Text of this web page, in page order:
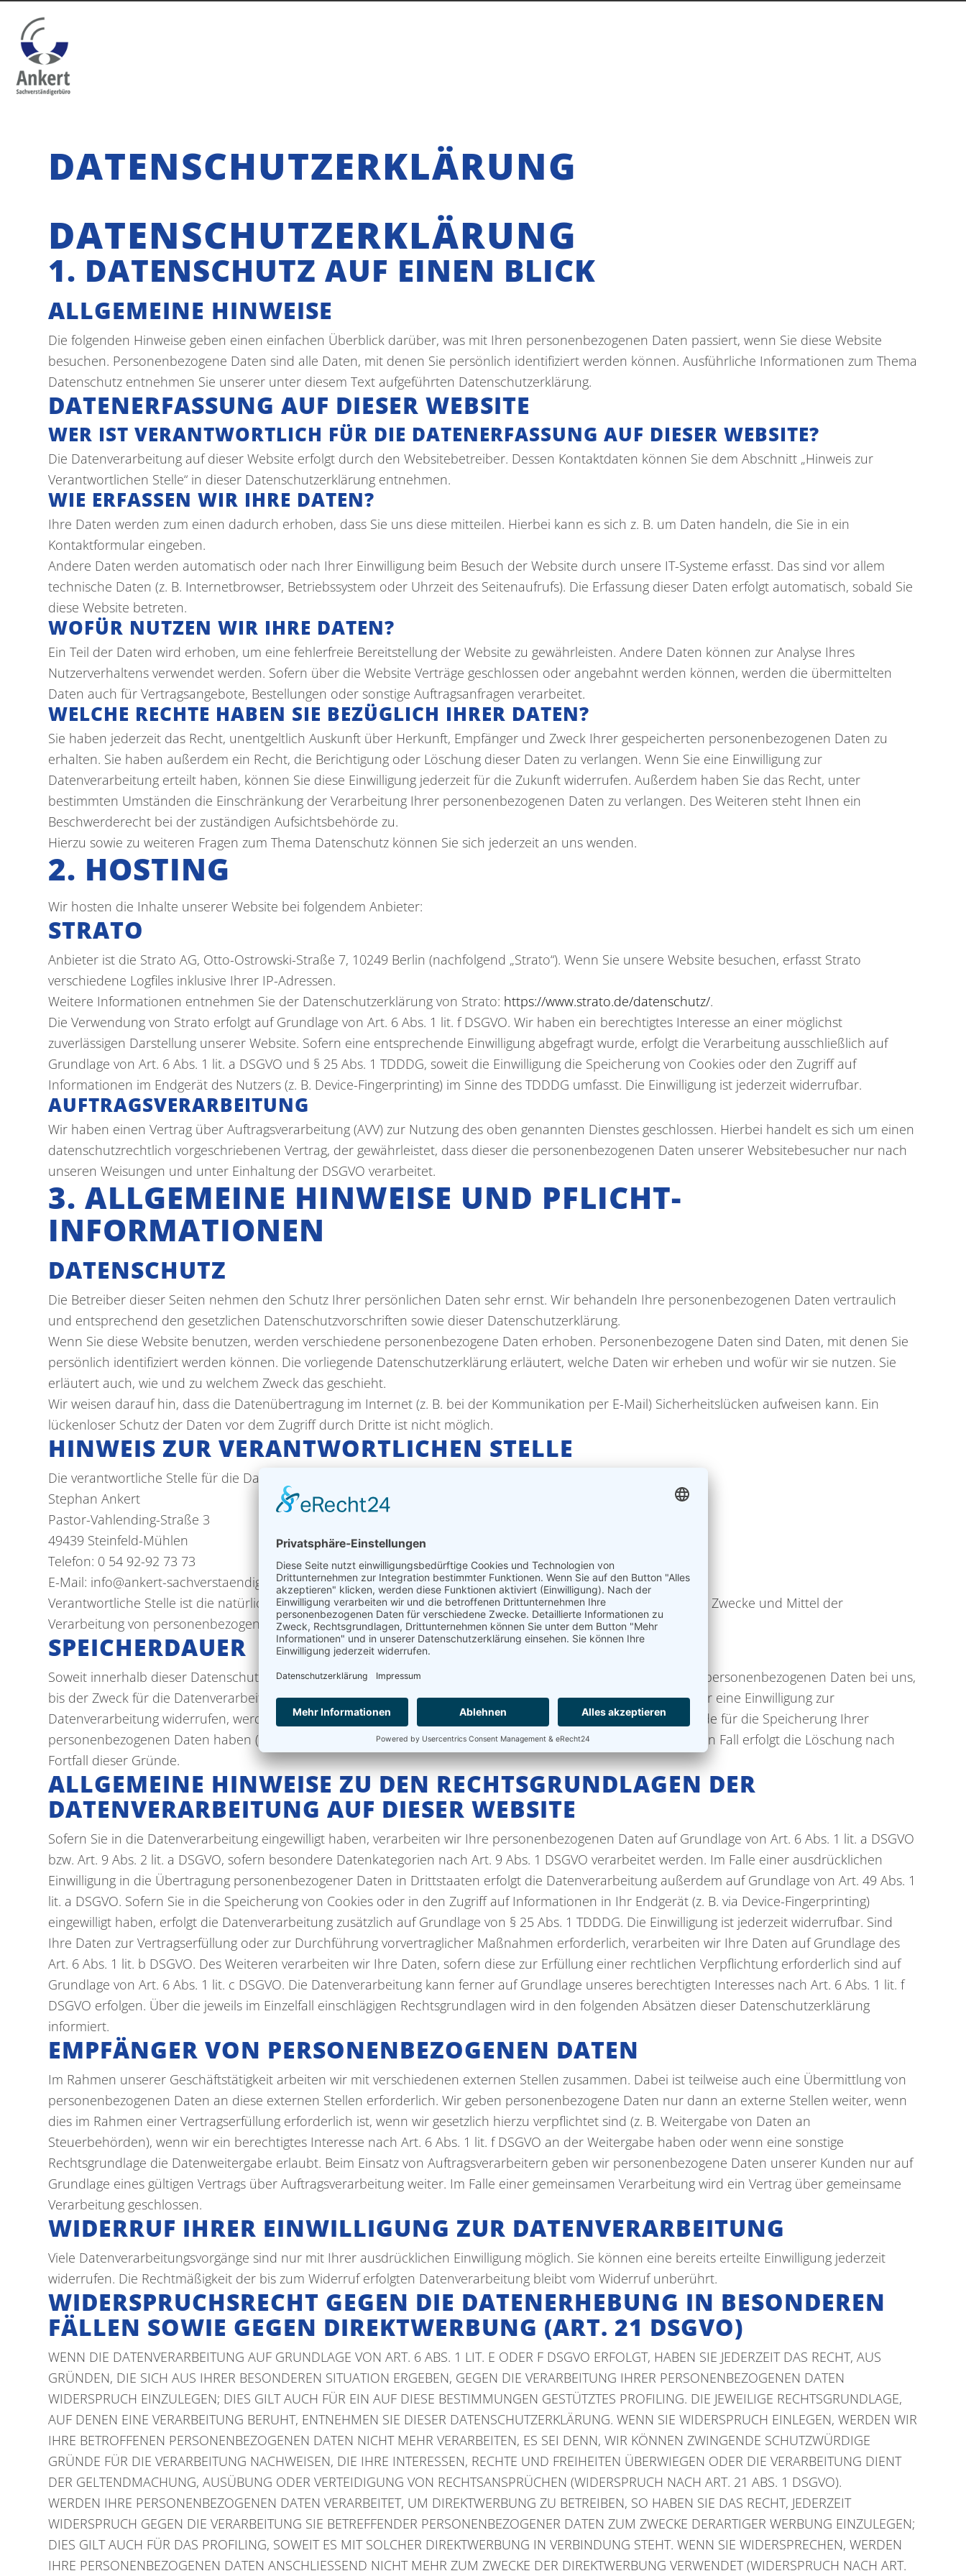
Nachschlagewerke
Impressum
Datenschutz
DATENSCHUTZERKLÄRUNG
DATENSCHUTZ­ERKLÄRUNG
1. DATENSCHUTZ AUF EINEN BLICK
ALLGEMEINE HINWEISE
Die folgenden Hinweise geben einen einfachen Überblick darüber, was mit Ihren personenbezogenen Daten passiert, wenn Sie diese Website
besuchen. Personenbezogene Daten sind alle Daten, mit denen Sie persönlich identifiziert werden können. Ausführliche Informationen zum Thema
Datenschutz entnehmen Sie unserer unter diesem Text aufgeführten Datenschutzerklärung.
DATENERFASSUNG AUF DIESER WEBSITE
WER IST VERANTWORTLICH FÜR DIE DATENERFASSUNG AUF DIESER WEBSITE?
Die Datenverarbeitung auf dieser Website erfolgt durch den Websitebetreiber. Dessen Kontaktdaten können Sie dem Abschnitt „Hinweis zur
Verantwortlichen Stelle“ in dieser Datenschutzerklärung entnehmen.
WIE ERFASSEN WIR IHRE DATEN?
Ihre Daten werden zum einen dadurch erhoben, dass Sie uns diese mitteilen. Hierbei kann es sich z. B. um Daten handeln, die Sie in ein
Kontaktformular eingeben.
Andere Daten werden automatisch oder nach Ihrer Einwilligung beim Besuch der Website durch unsere IT-Systeme erfasst. Das sind vor allem
technische Daten (z. B. Internetbrowser, Betriebssystem oder Uhrzeit des Seitenaufrufs). Die Erfassung dieser Daten erfolgt automatisch, sobald Sie
diese Website betreten.
WOFÜR NUTZEN WIR IHRE DATEN?
Ein Teil der Daten wird erhoben, um eine fehlerfreie Bereitstellung der Website zu gewährleisten. Andere Daten können zur Analyse Ihres
Nutzerverhaltens verwendet werden. Sofern über die Website Verträge geschlossen oder angebahnt werden können, werden die übermittelten
Daten auch für Vertragsangebote, Bestellungen oder sonstige Auftragsanfragen verarbeitet.
WELCHE RECHTE HABEN SIE BEZÜGLICH IHRER DATEN?
Sie haben jederzeit das Recht, unentgeltlich Auskunft über Herkunft, Empfänger und Zweck Ihrer gespeicherten personenbezogenen Daten zu
erhalten. Sie haben außerdem ein Recht, die Berichtigung oder Löschung dieser Daten zu verlangen. Wenn Sie eine Einwilligung zur
Datenverarbeitung erteilt haben, können Sie diese Einwilligung jederzeit für die Zukunft widerrufen. Außerdem haben Sie das Recht, unter
bestimmten Umständen die Einschränkung der Verarbeitung Ihrer personenbezogenen Daten zu verlangen. Des Weiteren steht Ihnen ein
Beschwerderecht bei der zuständigen Aufsichtsbehörde zu.
Hierzu sowie zu weiteren Fragen zum Thema Datenschutz können Sie sich jederzeit an uns wenden.
2. HOSTING
Wir hosten die Inhalte unserer Website bei folgendem Anbieter:
STRATO
Anbieter ist die Strato AG, Otto-Ostrowski-Straße 7, 10249 Berlin (nachfolgend „Strato“). Wenn Sie unsere Website besuchen, erfasst Strato
verschiedene Logfiles inklusive Ihrer IP-Adressen.
Weitere Informationen entnehmen Sie der Datenschutzerklärung von Strato: https://www.strato.de/datenschutz/.
Die Verwendung von Strato erfolgt auf Grundlage von Art. 6 Abs. 1 lit. f DSGVO. Wir haben ein berechtigtes Interesse an einer möglichst
zuverlässigen Darstellung unserer Website. Sofern eine entsprechende Einwilligung abgefragt wurde, erfolgt die Verarbeitung ausschließlich auf
Grundlage von Art. 6 Abs. 1 lit. a DSGVO und § 25 Abs. 1 TDDDG, soweit die Einwilligung die Speicherung von Cookies oder den Zugriff auf
Informationen im Endgerät des Nutzers (z. B. Device-Fingerprinting) im Sinne des TDDDG umfasst. Die Einwilligung ist jederzeit widerrufbar.
AUFTRAGSVERARBEITUNG
Wir haben einen Vertrag über Auftragsverarbeitung (AVV) zur Nutzung des oben genannten Dienstes geschlossen. Hierbei handelt es sich um einen
datenschutzrechtlich vorgeschriebenen Vertrag, der gewährleistet, dass dieser die personenbezogenen Daten unserer Websitebesucher nur nach
unseren Weisungen und unter Einhaltung der DSGVO verarbeitet.
3. ALLGEMEINE HINWEISE UND PFLICHT­
INFORMATIONEN
DATENSCHUTZ
Die Betreiber dieser Seiten nehmen den Schutz Ihrer persönlichen Daten sehr ernst. Wir behandeln Ihre personenbezogenen Daten vertraulich
und entsprechend den gesetzlichen Datenschutzvorschriften sowie dieser Datenschutzerklärung.
Wenn Sie diese Website benutzen, werden verschiedene personenbezogene Daten erhoben. Personenbezogene Daten sind Daten, mit denen Sie
persönlich identifiziert werden können. Die vorliegende Datenschutzerklärung erläutert, welche Daten wir erheben und wofür wir sie nutzen. Sie
erläutert auch, wie und zu welchem Zweck das geschieht.
Wir weisen darauf hin, dass die Datenübertragung im Internet (z. B. bei der Kommunikation per E-Mail) Sicherheitslücken aufweisen kann. Ein
lückenloser Schutz der Daten vor dem Zugriff durch Dritte ist nicht möglich.
HINWEIS ZUR VERANTWORTLICHEN STELLE
Die verantwortliche Stelle für die Datenverarbeitung auf dieser Website ist:
Stephan Ankert
Pastor-Vahlending-Straße 3
49439 Steinfeld-Mühlen
Telefon: 0 54 92-92 73 73
E-Mail: info@ankert-sachverstaendiger.de
Verantwortliche Stelle ist die natürliche oder juristische Person, die allein oder gemeinsam mit anderen über die Zwecke und Mittel der
Verarbeitung von personenbezogenen Daten (z. B. Namen, E-Mail-Adressen o. Ä.) entscheidet.
SPEICHERDAUER
Soweit innerhalb dieser Datenschutzerklärung keine speziellere Speicherdauer genannt wurde, verbleiben Ihre personenbezogenen Daten bei uns,
bis der Zweck für die Datenverarbeitung entfällt. Wenn Sie ein berechtigtes Löschersuchen geltend machen oder eine Einwilligung zur
Datenverarbeitung widerrufen, werden Ihre Daten gelöscht, sofern wir keine anderen rechtlich zulässigen Gründe für die Speicherung Ihrer
personenbezogenen Daten haben (z. B. steuer- oder handelsrechtliche Aufbewahrungsfristen); im letztgenannten Fall erfolgt die Löschung nach
Fortfall dieser Gründe.
ALLGEMEINE HINWEISE ZU DEN RECHTSGRUNDLAGEN DER
DATENVERARBEITUNG AUF DIESER WEBSITE
Sofern Sie in die Datenverarbeitung eingewilligt haben, verarbeiten wir Ihre personenbezogenen Daten auf Grundlage von Art. 6 Abs. 1 lit. a DSGVO
bzw. Art. 9 Abs. 2 lit. a DSGVO, sofern besondere Datenkategorien nach Art. 9 Abs. 1 DSGVO verarbeitet werden. Im Falle einer ausdrücklichen
Einwilligung in die Übertragung personenbezogener Daten in Drittstaaten erfolgt die Datenverarbeitung außerdem auf Grundlage von Art. 49 Abs. 1
lit. a DSGVO. Sofern Sie in die Speicherung von Cookies oder in den Zugriff auf Informationen in Ihr Endgerät (z. B. via Device-Fingerprinting)
eingewilligt haben, erfolgt die Datenverarbeitung zusätzlich auf Grundlage von § 25 Abs. 1 TDDDG. Die Einwilligung ist jederzeit widerrufbar. Sind
Ihre Daten zur Vertragserfüllung oder zur Durchführung vorvertraglicher Maßnahmen erforderlich, verarbeiten wir Ihre Daten auf Grundlage des
Art. 6 Abs. 1 lit. b DSGVO. Des Weiteren verarbeiten wir Ihre Daten, sofern diese zur Erfüllung einer rechtlichen Verpflichtung erforderlich sind auf
Grundlage von Art. 6 Abs. 1 lit. c DSGVO. Die Datenverarbeitung kann ferner auf Grundlage unseres berechtigten Interesses nach Art. 6 Abs. 1 lit. f
DSGVO erfolgen. Über die jeweils im Einzelfall einschlägigen Rechtsgrundlagen wird in den folgenden Absätzen dieser Datenschutzerklärung
informiert.
EMPFÄNGER VON PERSONENBEZOGENEN DATEN
Im Rahmen unserer Geschäftstätigkeit arbeiten wir mit verschiedenen externen Stellen zusammen. Dabei ist teilweise auch eine Übermittlung von
personenbezogenen Daten an diese externen Stellen erforderlich. Wir geben personenbezogene Daten nur dann an externe Stellen weiter, wenn
dies im Rahmen einer Vertragserfüllung erforderlich ist, wenn wir gesetzlich hierzu verpflichtet sind (z. B. Weitergabe von Daten an
Steuerbehörden), wenn wir ein berechtigtes Interesse nach Art. 6 Abs. 1 lit. f DSGVO an der Weitergabe haben oder wenn eine sonstige
Rechtsgrundlage die Datenweitergabe erlaubt. Beim Einsatz von Auftragsverarbeitern geben wir personenbezogene Daten unserer Kunden nur auf
Grundlage eines gültigen Vertrags über Auftragsverarbeitung weiter. Im Falle einer gemeinsamen Verarbeitung wird ein Vertrag über gemeinsame
Verarbeitung geschlossen.
WIDERRUF IHRER EINWILLIGUNG ZUR DATENVERARBEITUNG
Viele Datenverarbeitungsvorgänge sind nur mit Ihrer ausdrücklichen Einwilligung möglich. Sie können eine bereits erteilte Einwilligung jederzeit
widerrufen. Die Rechtmäßigkeit der bis zum Widerruf erfolgten Datenverarbeitung bleibt vom Widerruf unberührt.
WIDERSPRUCHSRECHT GEGEN DIE DATENERHEBUNG IN BESONDEREN
FÄLLEN SOWIE GEGEN DIREKTWERBUNG (ART. 21 DSGVO)
WENN DIE DATENVERARBEITUNG AUF GRUNDLAGE VON ART. 6 ABS. 1 LIT. E ODER F DSGVO ERFOLGT, HABEN SIE JEDERZEIT DAS RECHT, AUS
GRÜNDEN, DIE SICH AUS IHRER BESONDEREN SITUATION ERGEBEN, GEGEN DIE VERARBEITUNG IHRER PERSONENBEZOGENEN DATEN
WIDERSPRUCH EINZULEGEN; DIES GILT AUCH FÜR EIN AUF DIESE BESTIMMUNGEN GESTÜTZTES PROFILING. DIE JEWEILIGE RECHTSGRUNDLAGE,
AUF DENEN EINE VERARBEITUNG BERUHT, ENTNEHMEN SIE DIESER DATENSCHUTZERKLÄRUNG. WENN SIE WIDERSPRUCH EINLEGEN, WERDEN WIR
IHRE BETROFFENEN PERSONENBEZOGENEN DATEN NICHT MEHR VERARBEITEN, ES SEI DENN, WIR KÖNNEN ZWINGENDE SCHUTZWÜRDIGE
GRÜNDE FÜR DIE VERARBEITUNG NACHWEISEN, DIE IHRE INTERESSEN, RECHTE UND FREIHEITEN ÜBERWIEGEN ODER DIE VERARBEITUNG DIENT
DER GELTENDMACHUNG, AUSÜBUNG ODER VERTEIDIGUNG VON RECHTSANSPRÜCHEN (WIDERSPRUCH NACH ART. 21 ABS. 1 DSGVO).
WERDEN IHRE PERSONENBEZOGENEN DATEN VERARBEITET, UM DIREKTWERBUNG ZU BETREIBEN, SO HABEN SIE DAS RECHT, JEDERZEIT
WIDERSPRUCH GEGEN DIE VERARBEITUNG SIE BETREFFENDER PERSONENBEZOGENER DATEN ZUM ZWECKE DERARTIGER WERBUNG EINZULEGEN;
DIES GILT AUCH FÜR DAS PROFILING, SOWEIT ES MIT SOLCHER DIREKTWERBUNG IN VERBINDUNG STEHT. WENN SIE WIDERSPRECHEN, WERDEN
IHRE PERSONENBEZOGENEN DATEN ANSCHLIESSEND NICHT MEHR ZUM ZWECKE DER DIREKTWERBUNG VERWENDET (WIDERSPRUCH NACH ART.